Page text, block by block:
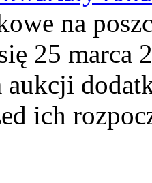
na
25 marca
aukcji
ich